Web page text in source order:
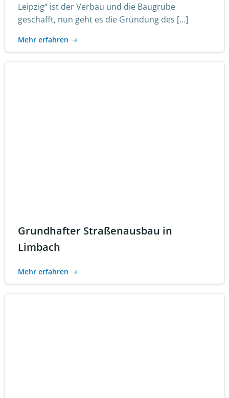
Leipzig“ ist der Verbau und die Baugrube
geschafft, nun geht es die Gründung des […]
Mehr erfahren
Grundhafter Straßenausbau in
Limbach
Mehr erfahren